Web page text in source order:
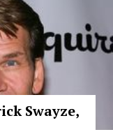
Swayze,